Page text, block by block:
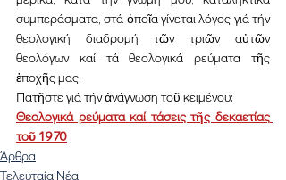
συμπεράσματα, στά ὁποῖα γίνεται λόγος γιά τήν
θεολογική διαδρομή τῶν τριῶν αὐτῶν
θεολόγων καί τά θεολογικά ρεύματα τῆς
ἐποχῆς μας.
Πατῆστε γιά τήν ἀνάγνωση τοῦ κειμένου:
Θεολογικά ρεύματα καί τάσεις τῆς δεκαετίας
τοῦ 1970
Άρθρα
Τελευταία Νέα